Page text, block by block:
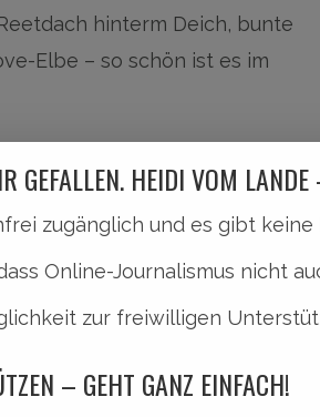
hinterm Deich, bunte
Elbe – so schön ist es im
zu dem sich Anfang
Wiesen und dem
durchgeführt, um den
und Obst werden
Erntejahr. Mehr
GEFALLEN. HEIDI VOM
zugänglich und es gibt keine
Online-Journalismus nicht
zur freiwilligen
– GEHT GANZ EINFACH!